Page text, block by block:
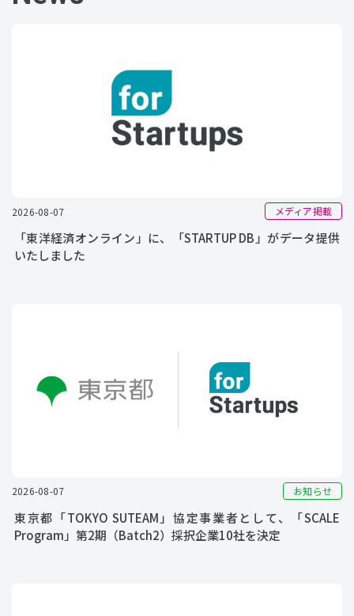
2026-08-07 メディア掲載
「東洋経済オンライン」に、「STARTUP DB」がデータ提供
いたしました
2026-08-07 お知らせ
東京都「TOKYO SUTEAM」協定事業者として、「SCALE
Program」第2期（Batch2）採択企業10社を決定